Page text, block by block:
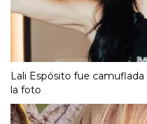
Lali Espósito fue
la foto